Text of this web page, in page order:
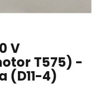
V
T575) -
(D11-4)